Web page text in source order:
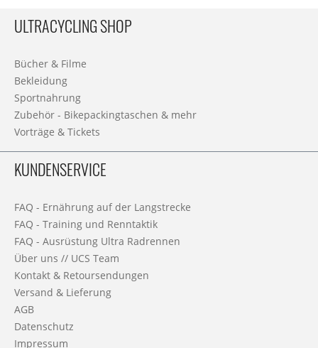
ULTRACYCLING SHOP
Bücher & Filme
Bekleidung
Sportnahrung
Zubehör - Bikepackingtaschen & mehr
Vorträge & Tickets
KUNDENSERVICE
FAQ - Ernährung auf der Langstrecke
FAQ - Training und Renntaktik
FAQ - Ausrüstung Ultra Radrennen
Über uns // UCS Team
Kontakt & Retoursendungen
Versand & Lieferung
AGB
Datenschutz
Impressum